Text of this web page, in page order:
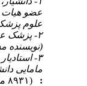
عضو هیات
علوم
۲- پزشک
(نویسنده
۳-
مامایی